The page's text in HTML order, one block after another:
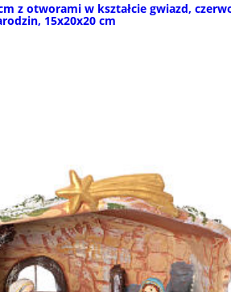
z otworami w kształcie gwiazd,
15x20x20 cm